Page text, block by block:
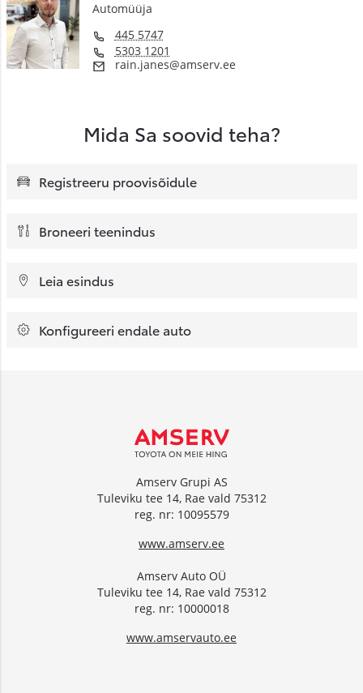
Automüüja
445 5747
5303 1201
rain.janes@amserv.ee
Mida Sa soovid teha?
Registreeru proovisõidule
Broneeri teenindus
Leia esindus
Konfigureeri endale auto
Amserv Grupi AS
Tuleviku tee 14, Rae vald 75312
reg. nr: 10095579
www.amserv.ee
Amserv Auto OÜ
Tuleviku tee 14, Rae vald 75312
reg. nr: 10000018
www.amservauto.ee